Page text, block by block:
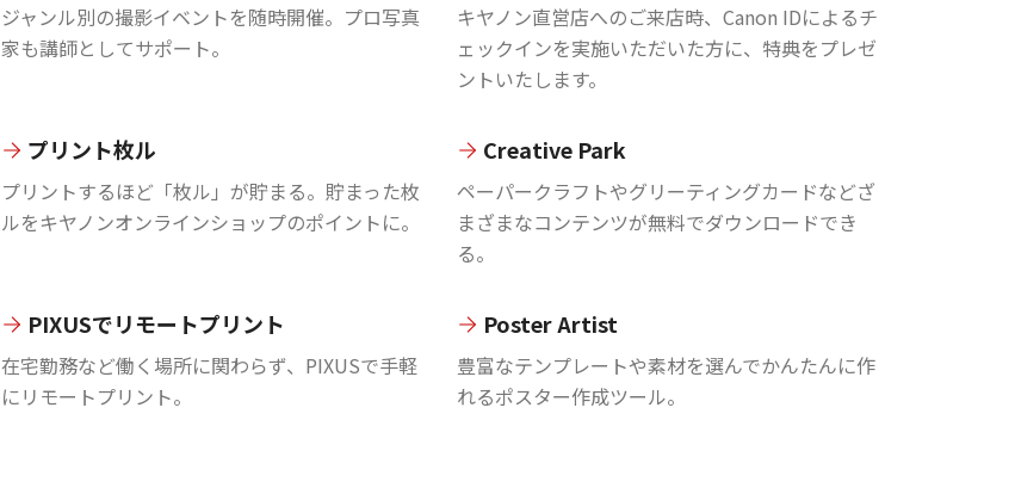
ジャンル別の撮影イベントを随時開催。プロ写真
家も講師としてサポート。
キヤノン直営店へのご来店時、Canon IDによるチ
ェックインを実施いただいた方に、特典をプレゼ
ントいたします。
プリント枚ル
プリントするほど「枚ル」が貯まる。貯まった枚
ルをキヤノンオンラインショップのポイントに。
Creative Park
ペーパークラフトやグリーティングカードなどざ
まざまなコンテンツが無料でダウンロードでき
る。
PIXUSでリモートプリント
在宅勤務など働く場所に関わらず、PIXUSで手軽
にリモートプリント。
Poster Artist
豊富なテンプレートや素材を選んでかんたんに作
れるポスター作成ツール。